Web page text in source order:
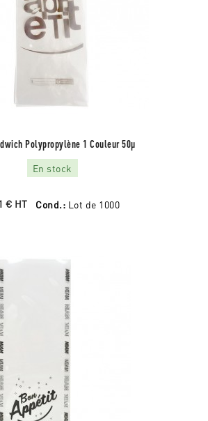
Polypropylène 1 Couleur 50µ
En stock
€ HT Cond.: Lot de 1000